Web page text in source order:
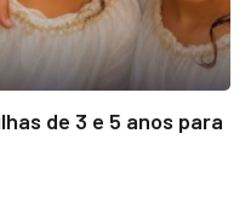
de 3 e 5 anos para